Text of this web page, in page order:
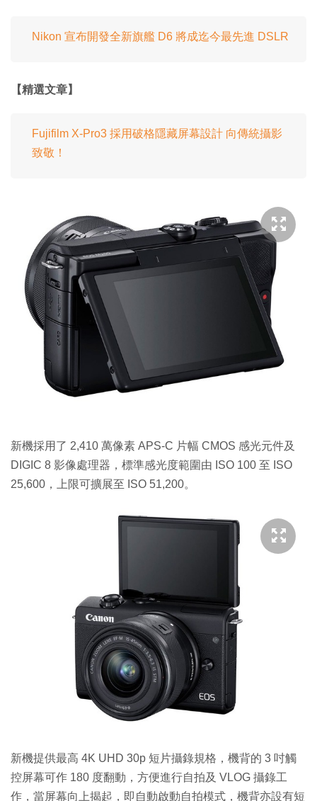
Nikon 宣布開發全新旗艦 D6 將成迄今最先進 DSLR
【精選文章】
Fujifilm X-Pro3 採用破格隱藏屏幕設計 向傳統攝影
致敬！
新機採用了 2,410 萬像素 APS-C 片幅 CMOS 感光元件及
DIGIC 8 影像處理器，標準感光度範圍由 ISO 100 至 ISO
25,600，上限可擴展至 ISO 51,200。
新機提供最高 4K UHD 30p 短片攝錄規格，機背的 3 吋觸
控屏幕可作 180 度翻動，方便進行自拍及 VLOG 攝錄工
作，當屏幕向上揭起，即自動啟動自拍模式，機背亦設有短